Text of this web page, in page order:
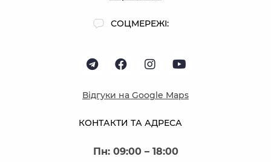
КОНТАКТИ ТА АДРЕСА
Пн: 09:00 – 18:00
СОЦМЕРЕЖІ:
Відгуки на Google Maps